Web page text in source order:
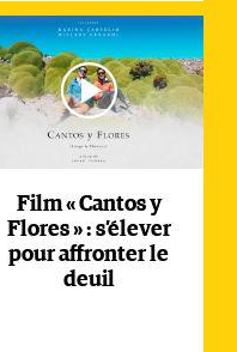
Film « Cantos y
Flores » : s’élever
pour affronter le
deuil